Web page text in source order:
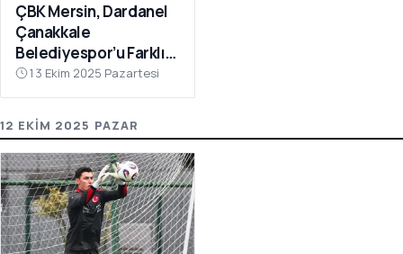
ÇBK Mersin, Dardanel
Çanakkale
Belediyespor’u Farklı
Geçti: 112-78
13 Ekim 2025 Pazartesi
12 EKIM 2025 PAZAR